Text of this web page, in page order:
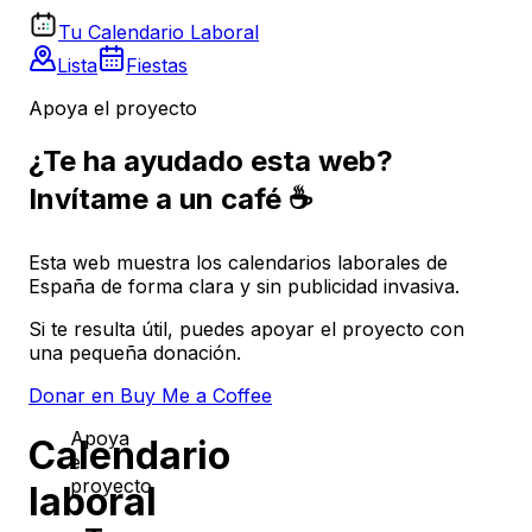
Tu Calendario Laboral
Lista
Fiestas
Apoya el proyecto
¿Te ha ayudado esta web?
Invítame a un café ☕
Esta web muestra los calendarios laborales de
España de forma clara y sin publicidad invasiva.
Si te resulta útil, puedes apoyar el proyecto con
una pequeña donación.
Donar en Buy Me a Coffee
Calendario
laboral
Apoya
el
proyecto